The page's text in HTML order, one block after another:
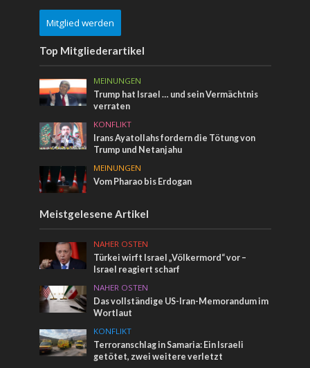
Mitglied werden
Top Mitgliederartikel
MEINUNGEN
Trump hat Israel … und sein Vermächtnis
verraten
KONFLIKT
Irans Ayatollahs fordern die Tötung von
Trump und Netanjahu
MEINUNGEN
Vom Pharao bis Erdogan
Meistgelesene Artikel
NAHER OSTEN
Türkei wirft Israel „Völkermord“ vor –
Israel reagiert scharf
NAHER OSTEN
Das vollständige US-Iran-Memorandum im
Wortlaut
KONFLIKT
Terroranschlag in Samaria: Ein Israeli
getötet, zwei weitere verletzt